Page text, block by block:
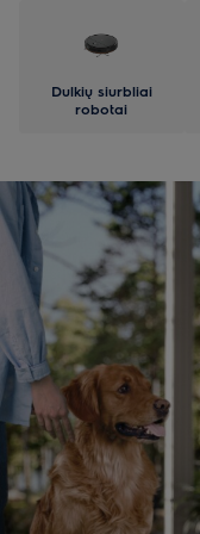
Dulkių siurbliai
robotai